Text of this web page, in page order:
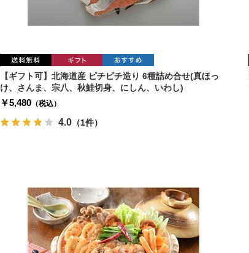
【ギフト可】北海道産 ピチピチ造り 6種詰め合せ(真ほっ
け、さんま、宗八、秋鮭切身、にしん、いわし)
￥5,480 （税込）
4.0 （1件）